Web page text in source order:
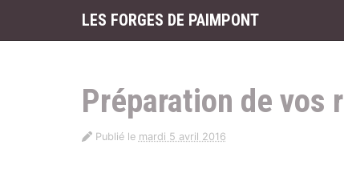
LES FORGES DE PAIMPONT
Préparation de vos
Publié le mardi 5 avril 2016
Panneau de gestion des cookies